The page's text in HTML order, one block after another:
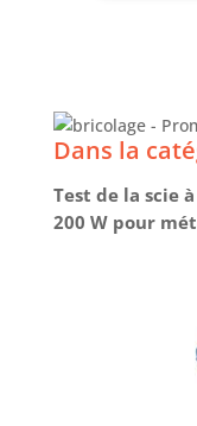
Dans la
Test de la scie
200 W pour